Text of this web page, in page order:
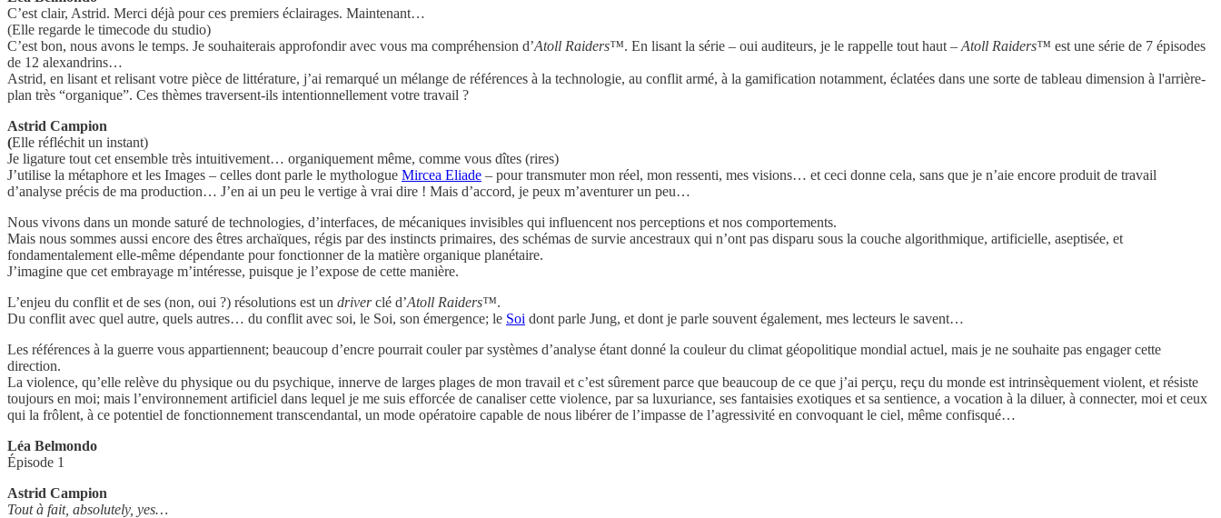
C’est clair, Astrid. Merci déjà pour ces premiers éclairages. Maintenant…
(Elle regarde le timecode du studio)
C’est bon, nous avons le temps. Je souhaiterais approfondir avec vous ma compréhension d’Atoll Raiders™. En lisant la série – oui auditeurs, je le rappelle tout haut – Atoll Raiders™ est une série de 7 épisodes
de 12 alexandrins…
Astrid, en lisant et relisant votre pièce de littérature, j’ai remarqué un mélange de références à la technologie, au conflit armé, à la gamification notamment, éclatées dans une sorte de tableau dimension à l'arrière-
plan très “organique”. Ces thèmes traversent-ils intentionnellement votre travail ?
Astrid Campion
(Elle réfléchit un instant)
Je ligature tout cet ensemble très intuitivement… organiquement même, comme vous dîtes (rires)
J’utilise la métaphore et les Images – celles dont parle le mythologue Mircea Eliade – pour transmuter mon réel, mon ressenti, mes visions… et ceci donne cela, sans que je n’aie encore produit de travail
d’analyse précis de ma production… J’en ai un peu le vertige à vrai dire ! Mais d’accord, je peux m’aventurer un peu…
Nous vivons dans un monde saturé de technologies, d’interfaces, de mécaniques invisibles qui influencent nos perceptions et nos comportements.
Mais nous sommes aussi encore des êtres archaïques, régis par des instincts primaires, des schémas de survie ancestraux qui n’ont pas disparu sous la couche algorithmique, artificielle, aseptisée, et
fondamentalement elle-même dépendante pour fonctionner de la matière organique planétaire.
J’imagine que cet embrayage m’intéresse, puisque je l’expose de cette manière.
L’enjeu du conflit et de ses (non, oui ?) résolutions est un driverclé d’Atoll Raiders™.
Du conflit avec quel autre, quels autres… du conflit avec soi, le Soi, son émergence; le Soi dont parle Jung, et dont je parle souvent également, mes lecteurs le savent…
Les références à la guerre vous appartiennent; beaucoup d’encre pourrait couler par systèmes d’analyse étant donné la couleur du climat géopolitique mondial actuel, mais je ne souhaite pas engager cette
direction.
La violence, qu’elle relève du physique ou du psychique, innerve de larges plages de mon travail et c’est sûrement parce que beaucoup de ce que j’ai perçu, reçu du monde est intrinsèquement violent, et résiste
toujours en moi; mais l’environnement artificiel dans lequel je me suis efforcée de canaliser cette violence, par sa luxuriance, ses fantaisies exotiques et sa sentience, a vocation à la diluer, à connecter, moi et ceux
qui la frôlent, à ce potentiel de fonctionnement transcendantal, un mode opératoire capable de nous libérer de l’impasse de l’agressivité en convoquant le ciel, même confisqué…
Léa Belmondo
Épisode 1
Astrid Campion
Tout à fait, absolutely, yes…